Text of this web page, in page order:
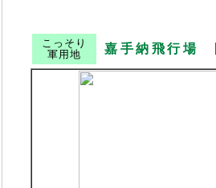
こっそり
軍用地
嘉手納飛行場